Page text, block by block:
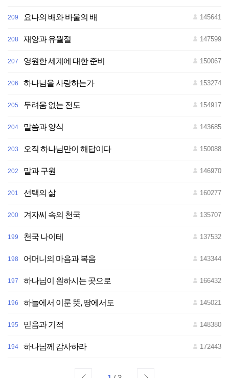
209 요나의 배와 바울의 배 145641
208 재앙과 유월절 147599
207 영원한 세계에 대한 준비 150067
206 하나님을 사랑하는가 153274
205 두려움 없는 전도 154917
204 말씀과 양식 143685
203 오직 하나님만이 해답이다 150088
202 말과 구원 146970
201 선택의 삶 160277
200 겨자씨 속의 천국 135707
199 천국 나이테 137532
198 어머니의 마음과 복음 143344
197 하나님이 원하시는 곳으로 166432
196 하늘에서 이룬 뜻, 땅에서도 145021
195 믿음과 기적 148380
194 하나님께 감사하라 172443